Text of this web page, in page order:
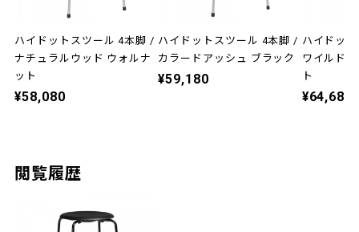
ハイドットスツール 4本脚 /
ナチュラルウッド ウォルナ
ット
¥58,080
ハイドットスツール 4本脚 /
カラードアッシュ ブラック
¥59,180
ハイドッ
ワイルド
ト
¥64,680
閲覧履歴